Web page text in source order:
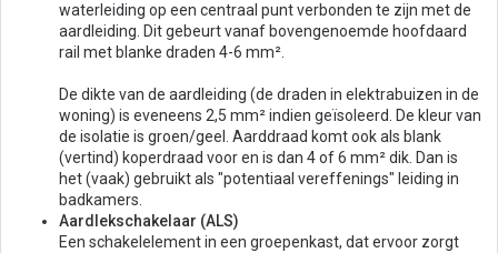
waterleiding op een centraal punt verbonden te zijn met de
aardleiding. Dit gebeurt vanaf bovengenoemde hoofdaard
rail met blanke draden 4-6 mm².
De dikte van de aardleiding (de draden in elektrabuizen in de
woning) is eveneens 2,5 mm² indien geïsoleerd. De kleur van
de isolatie is groen/geel. Aarddraad komt ook als blank
(vertind) koperdraad voor en is dan 4 of 6 mm² dik. Dan is
het (vaak) gebruikt als "potentiaal vereffenings" leiding in
badkamers.
Aardlekschakelaar (ALS)
Een schakelelement in een groepenkast, dat ervoor zorgt